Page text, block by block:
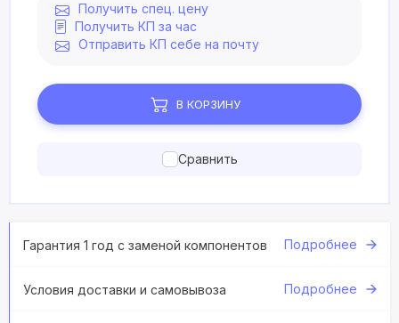
Получить спец. цену
Получить КП за час
Отправить КП себе на почту
В КОРЗИНУ
Сравнить
Гарантия 1 год с заменой компонентов Подробнее
Условия доставки и самовывоза Подробнее